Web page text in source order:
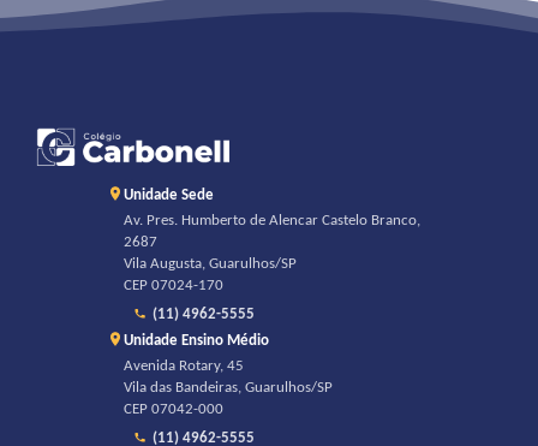
Unidade Sede
Av. Pres. Humberto de Alencar Castelo Branco,
2687
Vila Augusta, Guarulhos/SP
CEP 07024-170
(11) 4962-5555
Unidade Ensino Médio
Avenida Rotary, 45
Vila das Bandeiras, Guarulhos/SP
CEP 07042-000
(11) 4962-5555